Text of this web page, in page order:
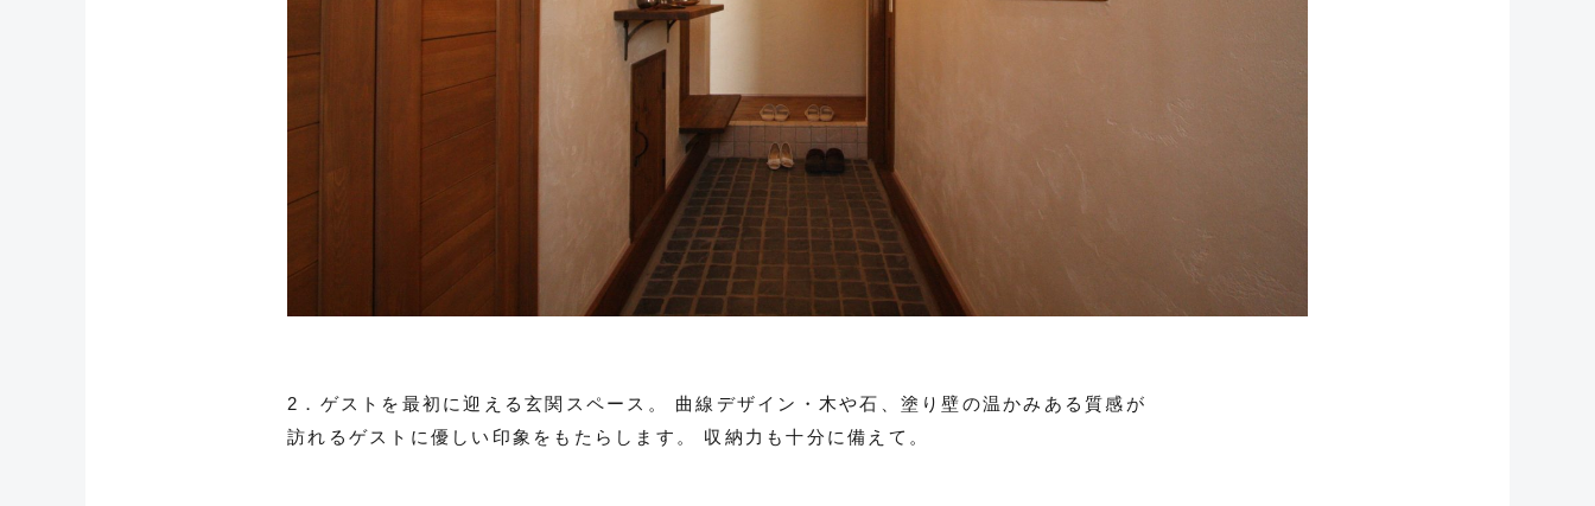
2．ゲストを最初に迎える玄関スペース。 曲線デザイン・木や石、塗り壁の温かみある質感が
訪れるゲストに優しい印象をもたらします。 収納力も十分に備えて。